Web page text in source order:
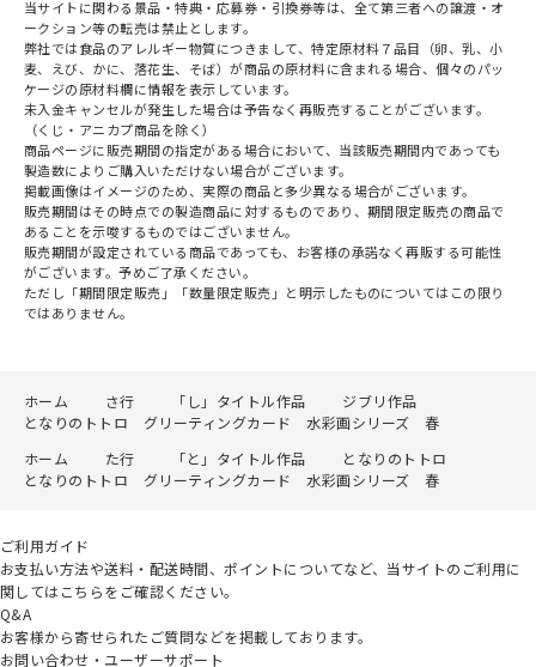
当サイトに関わる景品・特典・応募券・引換券等は、全て第三者への譲渡・オ
ークション等の転売は禁止とします。
弊社では食品のアレルギー物質につきまして、特定原材料７品目（卵、乳、小
麦、えび、かに、落花生、そば）が商品の原材料に含まれる場合、個々のパッ
ケージの原材料欄に情報を表示しています。
未入金キャンセルが発生した場合は予告なく再販売することがございます。
（くじ・アニカプ商品を除く）
商品ページに販売期間の指定がある場合において、当該販売期間内であっても
製造数によりご購入いただけない場合がございます。
掲載画像はイメージのため、実際の商品と多少異なる場合がございます。
販売期間はその時点での製造商品に対するものであり、期間限定販売の商品で
あることを示唆するものではございません。
販売期間が設定されている商品であっても、お客様の承諾なく再販する可能性
がございます。予めご了承ください。
ただし「期間限定販売」「数量限定販売」と明示したものについてはこの限り
ではありません。
ホーム さ行 「し」タイトル作品
ジブリ作品
となりのトトロ グリーティングカード 水彩画シリーズ 春
ホーム
た行 「と」タイトル作品
となりのトトロ
となりのトトロ グリーティングカード 水彩画シリーズ 春
ご利用ガイド
お支払い方法や送料・配送時間、ポイントについてなど、当サイトのご利用に
関してはこちらをご確認ください。
Q&A
お客様から寄せられたご質問などを掲載しております。
お問い合わせ・ユーザーサポート